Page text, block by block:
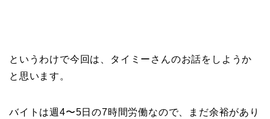
というわけで今回は、タイミーさんのお話をしようか
と思います。
バイトは週4〜5日の7時間労働なので、まだ余裕があり